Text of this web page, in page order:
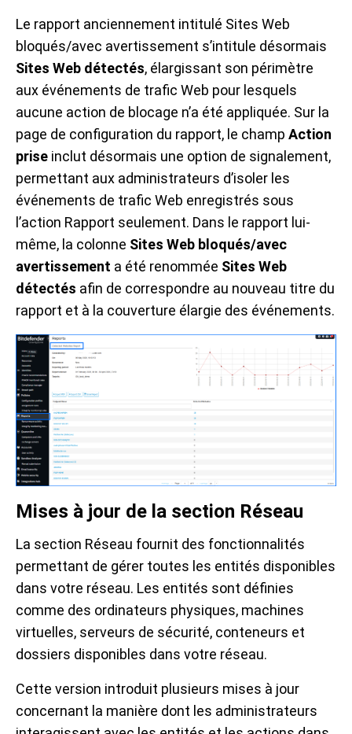
Le rapport anciennement intitulé Sites Web
bloqués/avec avertissement s’intitule désormais
Sites Web détectés, élargissant son périmètre
aux événements de trafic Web pour lesquels
aucune action de blocage n’a été appliquée. Sur la
page de configuration du rapport, le champ Action
prise inclut désormais une option de signalement,
permettant aux administrateurs d’isoler les
événements de trafic Web enregistrés sous
l’action Rapport seulement. Dans le rapport lui-
même, la colonne Sites Web bloqués/avec
avertissement a été renommée Sites Web
détectés afin de correspondre au nouveau titre du
rapport et à la couverture élargie des événements.
Mises à jour de la section Réseau
La section Réseau fournit des fonctionnalités
permettant de gérer toutes les entités disponibles
dans votre réseau. Les entités sont définies
comme des ordinateurs physiques, machines
virtuelles, serveurs de sécurité, conteneurs et
dossiers disponibles dans votre réseau.
Cette version introduit plusieurs mises à jour
concernant la manière dont les administrateurs